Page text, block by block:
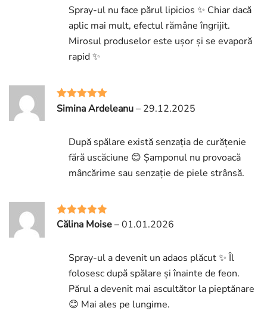
Spray-ul nu face părul lipicios ✨ Chiar dacă
aplic mai mult, efectul rămâne îngrijit.
Mirosul produselor este ușor și se evaporă
rapid ✨
Rated5 out
Simina Ardeleanu– 29.12.2025
După spălare există senzația de curățenie
fără uscăciune 😊 Șamponul nu provoacă
mâncărime sau senzație de piele strânsă.
Rated 5out
Călina Moise–01.01.2026
Spray-ul a devenit un adaos plăcut ✨ Îl
folosesc după spălare și înainte de feon.
Părul a devenit mai ascultător la pieptănare
😊 Mai ales pe lungime.